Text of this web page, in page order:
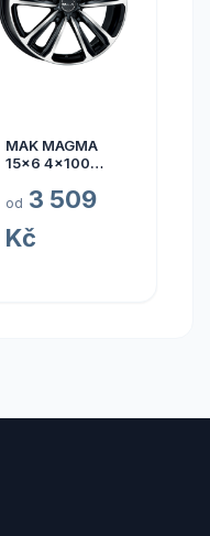
MAK MAGMA
15x6 4x100
od 3 509
Kč